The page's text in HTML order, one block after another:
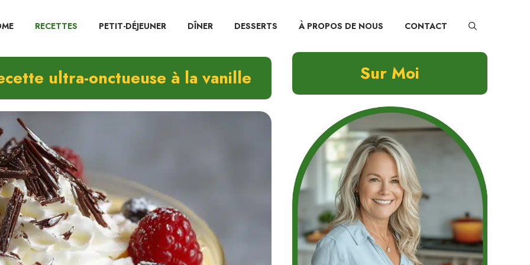
RECETTES PETIT-DÉJEUNER DÎNER DESSERTS À PROPOS DE NOUS CONTACT
ultra-onctueuse à la vanille Sur Moi